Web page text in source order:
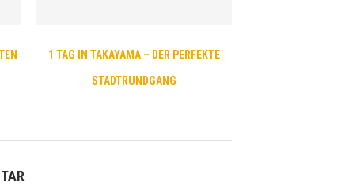
1 TAG IN TAKAYAMA – DER PERFEKTE
STADTRUNDGANG